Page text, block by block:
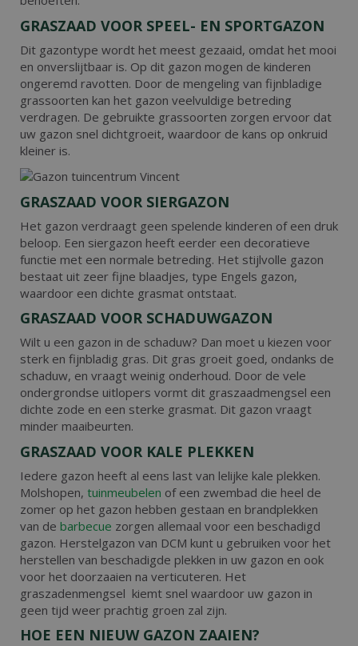
GRASZAAD VOOR SPEEL- EN SPORTGAZON
Dit gazontype wordt het meest gezaaid, omdat het mooi
en onverslijtbaar is. Op dit gazon mogen de kinderen
ongeremd ravotten. Door de mengeling van fijnbladige
grassoorten kan het gazon veelvuldige betreding
verdragen. De gebruikte grassoorten zorgen ervoor dat
uw gazon snel dichtgroeit, waardoor de kans op onkruid
kleiner is.
GRASZAAD VOOR SIERGAZON
Het gazon verdraagt geen spelende kinderen of een druk
beloop. Een siergazon heeft eerder een decoratieve
functie met een normale betreding. Het stijlvolle gazon
bestaat uit zeer fijne blaadjes, type Engels gazon,
waardoor een dichte grasmat ontstaat.
GRASZAAD VOOR SCHADUWGAZON
Wilt u een gazon in de schaduw? Dan moet u kiezen voor
sterk en fijnbladig gras. Dit gras groeit goed, ondanks de
schaduw, en vraagt weinig onderhoud. Door de vele
ondergrondse uitlopers vormt dit graszaadmengsel een
dichte zode en een sterke grasmat. Dit gazon vraagt
minder maaibeurten.
GRASZAAD VOOR KALE PLEKKEN
Iedere gazon heeft al eens last van lelijke kale plekken.
Molshopen, tuinmeubelen of een zwembad die heel de
zomer op het gazon hebben gestaan en brandplekken
van de barbecue zorgen allemaal voor een beschadigd
gazon. Herstelgazon van DCM kunt u gebruiken voor het
herstellen van beschadigde plekken in uw gazon en ook
voor het doorzaaien na verticuteren. Het
graszadenmengsel kiemt snel waardoor uw gazon in
geen tijd weer prachtig groen zal zijn.
HOE EEN NIEUW GAZON ZAAIEN?